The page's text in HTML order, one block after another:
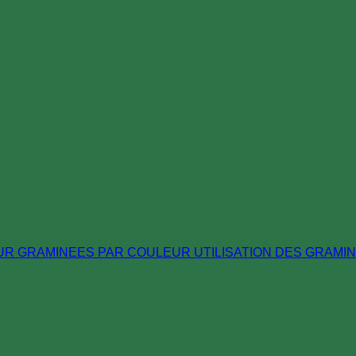
GRAMINEES PAR COULEUR UTILISATION DES